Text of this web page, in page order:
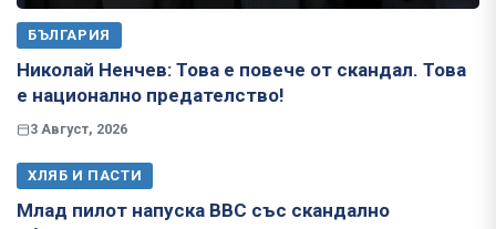
БЪЛГАРИЯ
Николай Ненчев: Това е повече от скандал. Това
е национално предателство!
3 Август, 2026
ХЛЯБ И ПАСТИ
Млад пилот напуска ВВС със скандално